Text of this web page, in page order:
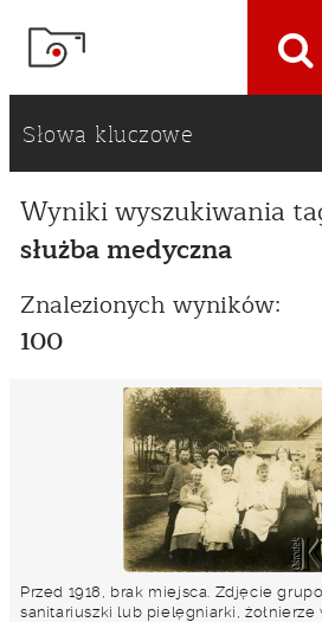
Słowa kluczowe
Wyniki wyszukiwania
służba medyczna
Znalezionych wyników:
100
Przed 1918, brak miejsca. Zdjęcie
sanitariuszki lub pielęgniarki, żołnierze